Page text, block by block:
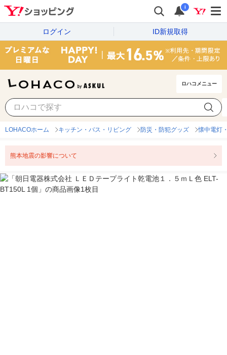
i
ログイン ID新規取得
ロハコメニュー
LOHACOホーム キッチン・バス・リビング 防災・防犯グッズ 懐中電灯
熊本地震の影響について